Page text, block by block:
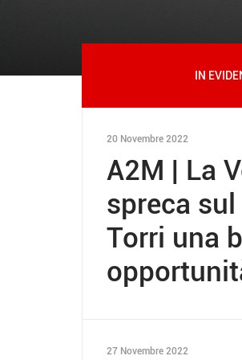
IN
20 Novembre 2022
A2M | La
spreca
Torri una
27 Novembre 2022